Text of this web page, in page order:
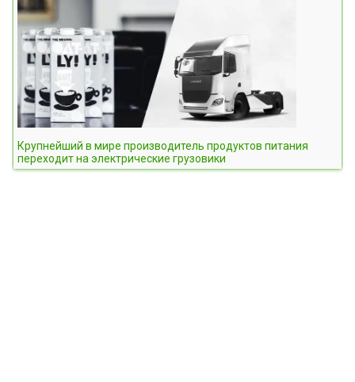
Крупнейший в мире производитель продуктов питания
переходит на электрические грузовики